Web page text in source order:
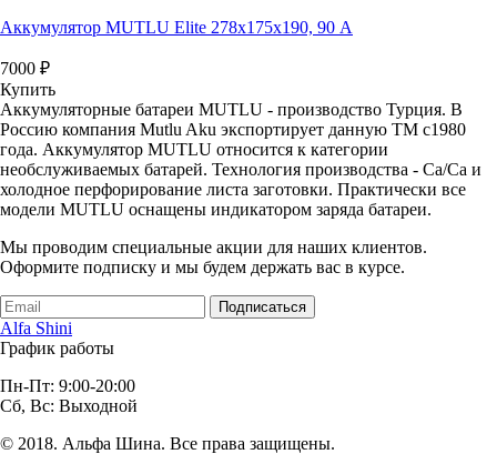
Аккумулятор MUTLU Elite 278x175x190, 90 А
7000 ₽
Купить
Аккумуляторные батареи MUTLU - производство Турция. В
Россию компания Mutlu Aku экспортирует данную ТМ с1980
года. Аккумулятор MUTLU относится к категории
необслуживаемых батарей. Технология производства - Ca/Ca и
холодное перфорирование листа заготовки. Практически все
модели MUTLU оснащены индикатором заряда батареи.
Мы проводим специальные акции для наших клиентов.
Оформите подписку и мы будем держать вас в курсе.
Подписаться
Alfa Shini
График работы
Пн-Пт: 9:00-20:00
Сб, Вс: Выходной
© 2018. Альфа Шина. Все права защищены.